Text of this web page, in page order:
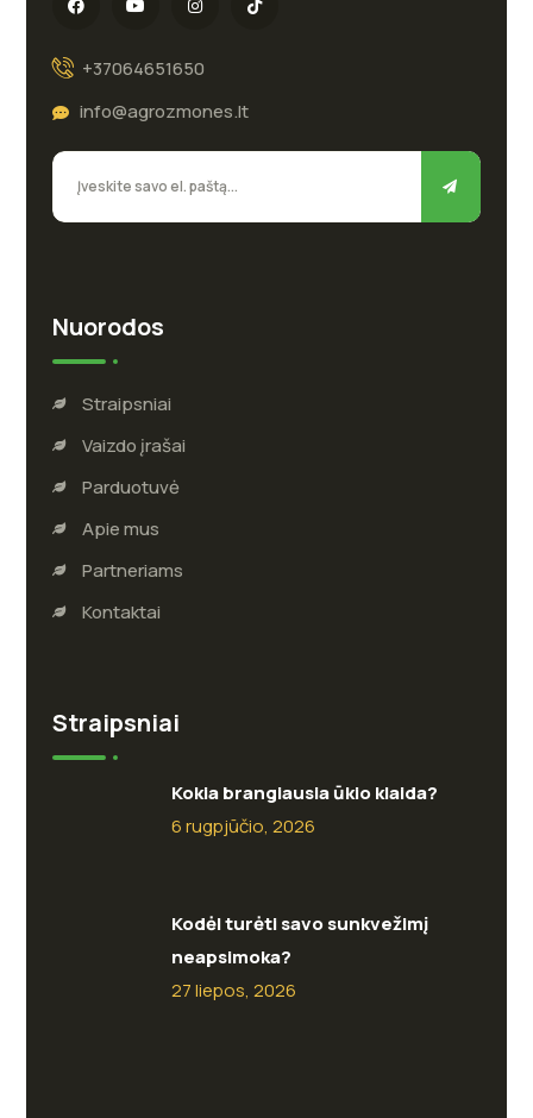
+37064651650
info@agrozmones.lt
Nuorodos
Straipsniai
Vaizdo įrašai
Parduotuvė
Apie mus
Partneriams
Kontaktai
Straipsniai
Kokia brangiausia ūkio klaida?
6 rugpjūčio, 2026
Kodėl turėti savo sunkvežimį
neapsimoka?
27 liepos, 2026